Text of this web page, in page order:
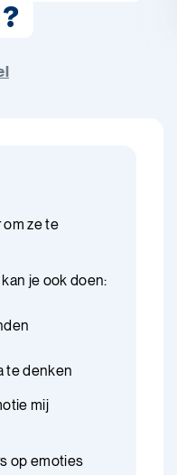
ze te
je ook doen:
te denken
mij
op emoties